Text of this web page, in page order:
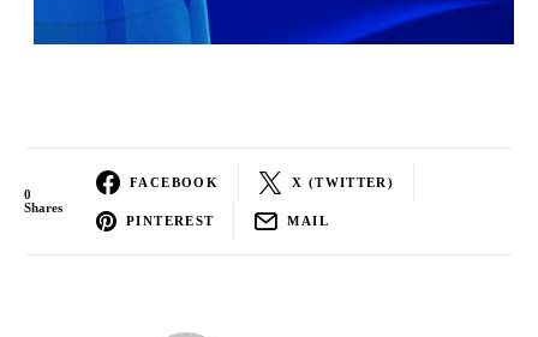
0
Shares
FACEBOOK X (TWITTER)
PINTEREST MAIL